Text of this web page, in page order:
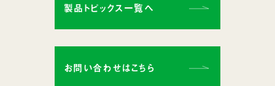
製品トピックス一覧へ
お問い合わせはこちら